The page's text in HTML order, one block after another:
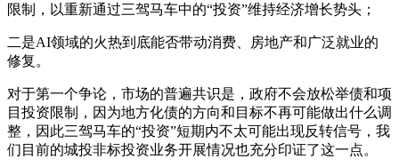
限制，以重新通过三驾马车中的“投资”维持经济增长势头；
二是AI领域的火热到底能否带动消费、房地产和广泛就业的
修复。
对于第一个争论，市场的普遍共识是，政府不会放松举债和项
目投资限制，因为地方化债的方向和目标不再可能做出什么调
整，因此三驾马车的“投资”短期内不太可能出现反转信号，我
们目前的城投非标投资业务开展情况也充分印证了这一点。